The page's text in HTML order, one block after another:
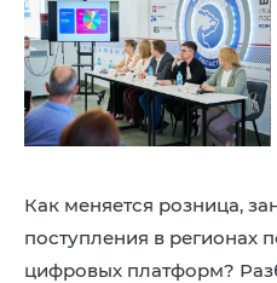
8 (4942) 42-
Версия для
Как меняется розница,
поступления в регионах
цифровых платформ?